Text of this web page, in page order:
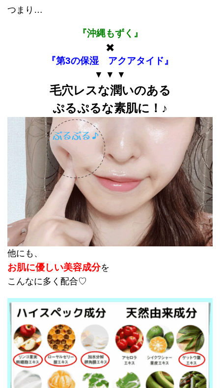
つまり…
『沖縄もずく』
✖️
『第3の保湿 アクアタイド』
▼ ▼ ▼
毛穴レスな潤いのある
ぷるぷるな素肌に！♪
他にも、
お肌に優しい美容成分を
こんなに多く配合♡